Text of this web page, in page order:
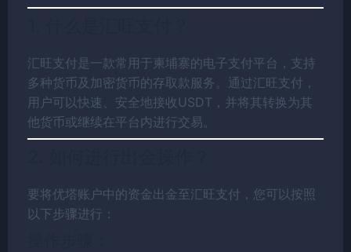
汇旺支付是一款常用于柬埔寨的电子支付平台，支持
多种货币及加密货币的存取款服务。通过汇旺支付，
用户可以快速、安全地接收USDT，并将其转换为其
他货币或继续在平台内进行交易。
要将优塔账户中的资金出金至汇旺支付，您可以按照
以下步骤进行：